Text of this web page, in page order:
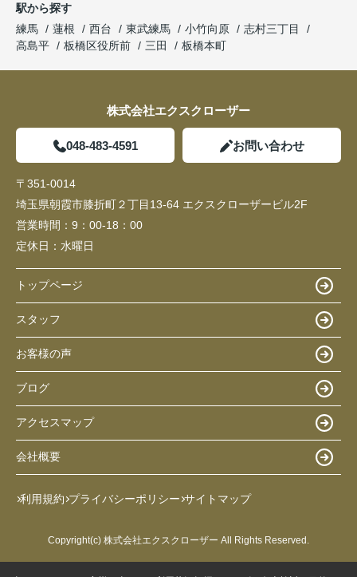
駅から探す
練馬
蓮根 西台 東武練馬 小竹向原
志村三丁目
高島平
板橋区役所前 三田 板橋本町
株式会社エクスクローザー
048-483-4591 お問い合わせ
〒351-0014
埼玉県朝霞市膝折町２丁目13-64 エクスクローザービル2F
営業時間： 9：00-18：00
定休日： 水曜日
トップページ
スタッフ
お客様の声
ブログ
アクセスマップ
会社概要
利用規約 プライバシーポリシー サイトマップ
Copyright(c) 株式会社エクスクローザー All Rights Reserved.